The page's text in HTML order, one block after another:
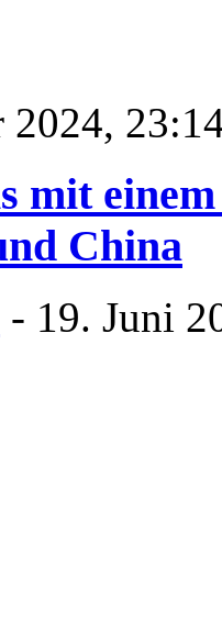
2024,
mit
China
- 19. Juni